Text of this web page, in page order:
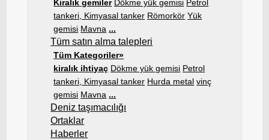
Kiralık gemiler Dökme yük gemisi Petrol
tankeri, Kimyasal tanker Römorkör Yük
gemisi Mavna ...
Tüm satın alma talepleri
Tüm Kategoriler»
kiralık ihtiyaç Dökme yük gemisi Petrol
tankeri, Kimyasal tanker Hurda metal vinç
gemisi Mavna ...
Deniz taşımacılığı
Ortaklar
Haberler